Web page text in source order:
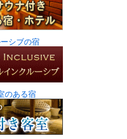
シブの宿
のある宿